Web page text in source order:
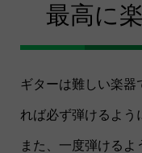
最高に
ギターは難しい楽器
れば必ず弾けるよう
また、一度弾ける